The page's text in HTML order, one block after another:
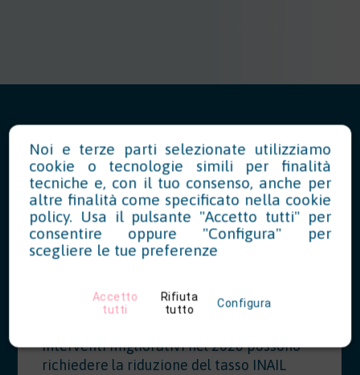
News in Evidenza
Modello OT23 2027: riduzione del
tasso INAIL per prevenzione
07/28/2026
interventi migliorativi nel 2026 possono
richiedere la riduzione del tasso INAIL
Noi e terze parti selezionate utilizziamo
cookie o tecnologie simili per finalità
tecniche e, con il tuo consenso, anche per
altre finalità come specificato nella cookie
policy. Usa il pulsante "Accetto tutti" per
consentire oppure "Configura" per
scegliere le tue preferenze
Accetto
tutti
Rifiuta
tutto
Configura